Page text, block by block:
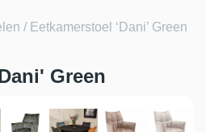
/ Eetkamerstoel ‘Dani’ Green
Green